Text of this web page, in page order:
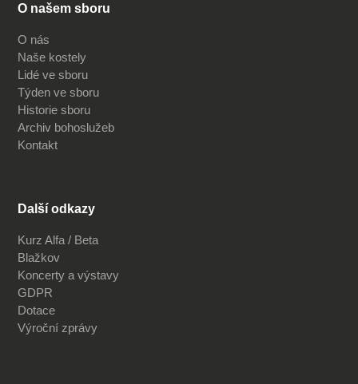
O našem sboru
O nás
Naše kostely
Lidé ve sboru
Týden ve sboru
Historie sboru
Archiv bohoslužeb
Kontakt
Další odkazy
Kurz Alfa / Beta
Blažkov
Koncerty a výstavy
GDPR
Dotace
Výroční zprávy